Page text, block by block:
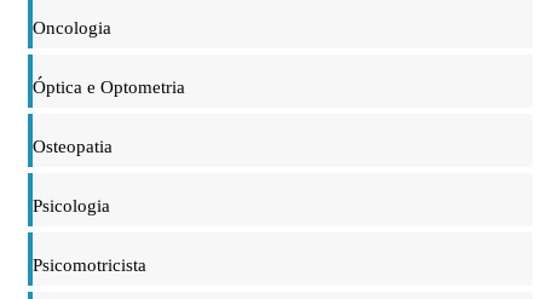
Oncologia
Óptica e Optometria
Osteopatia
Psicologia
Psicomotricista